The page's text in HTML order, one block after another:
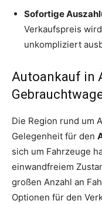
Sofortige
Verkaufspreis
unkompliziert
Autoankauf in
Die Region rund um
Gelegenheit für den
sich um Fahrzeuge
einwandfreiem
großen Anzahl an
Optionen für den